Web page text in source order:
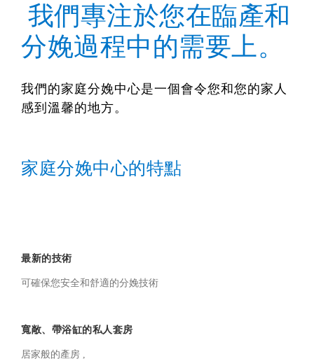
我們專注於您在臨產和
分娩過程中的需要上。
我們的家庭分娩中心是一個會令您和您的家人
感到溫馨的地方。
家庭分娩中心的特點
最新的技術
可確保您安全和舒適的分娩技術
寬敞、帶浴缸的私人套房
居家般的產房 ,